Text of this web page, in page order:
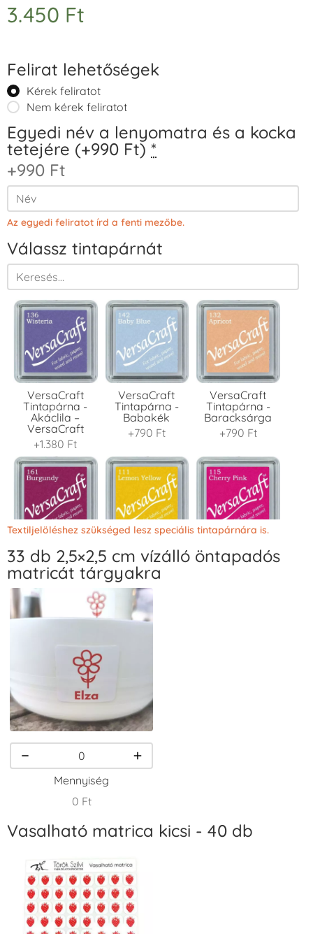
3.450 Ft
Felirat lehetőségek
Kérek feliratot
Nem kérek feliratot
Egyedi név a lenyomatra és a kocka
tetejére (+990 Ft) *
+990 Ft
Az egyedi feliratot írd a fenti mezőbe.
Válassz tintapárnát
VersaCraft
Tintapárna -
Akáclila –
VersaCraft
+1.380 Ft
VersaCraft
Tintapárna -
Babakék
+790 Ft
VersaCraft
Tintapárna -
Baracksárga
+790 Ft
VersaCraft
Tintapárna -
Bordó
+1.380 Ft
VersaCraft
Tintapárna -
Citromsárga
+1.380 Ft
VersaCraft
Tintapárna -
VersaCraft
Tintapárna -
Csokibarna
+1.380 Ft
VersaCraft
Tintapárna -
Erdőzöld
+790 Ft
Fekete
+1.380 Ft
Fenyőzöld
+1.380 Ft
Textiljelöléshez szükséged lesz speciális tintapárnára is.
33 db 2,5×2,5 cm vízálló öntapadós
matricát tárgyakra
Mennyiség
0 Ft
Vasalható matrica kicsi - 40 db